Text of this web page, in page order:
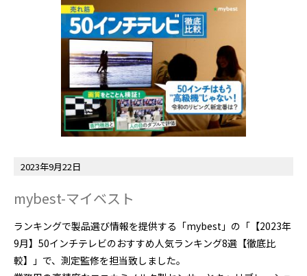
2023年9月22日
mybest-マイベスト
ランキングで製品選び情報を提供する「mybest」の「【2023年
9月】50インチテレビのおすすめ人気ランキング8選【徹底比
較】」で、測定監修を担当致しました。